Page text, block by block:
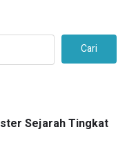
Cari
Sejarah Tingkat